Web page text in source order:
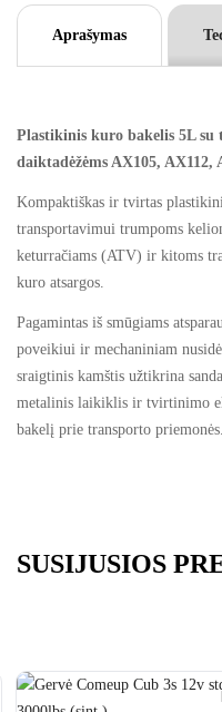
t
v
Aprašymas
Plastikinis kuro bakelis 5L
daiktadėžėms AX105, AX112,
Kompaktiškas ir tvirtas
transportavimui trumpoms
keturračiams (ATV) ir kitoms
kuro atsargos.
Pagamintas iš smūgiams
poveikiui ir mechaniniam
sraigtinis kamštis užtikrina
metalinis laikiklis ir tvirtinimo
bakelį prie transporto priemonės.
SUSIJUSIOS